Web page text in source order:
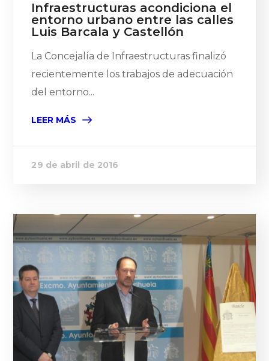
Infraestructuras acondiciona el
entorno urbano entre las calles
Luis Barcala y Castellón
La Concejalía de Infraestructuras finalizó
recientemente los trabajos de adecuación
del entorno...
LEER MÁS
29 de abril de 2016